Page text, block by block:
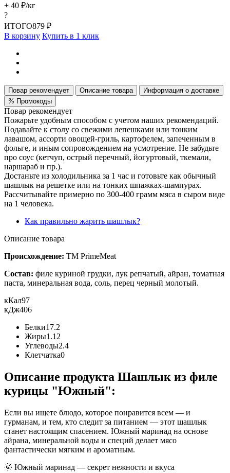
+ 40 ₽/кг
?
ИТОГО879 ₽
В корзину Купить в 1 клик
Повар рекомендует Описание товара
Информация о доставке
% Промокоды
Повар рекомендует
Пожарьте удобным способом с учетом наших рекомендаций.
Подавайте к столу со свежими лепешками или тонким
лавашом, ассорти овощей-гриль, картофелем, запеченным в
фольге, и иным сопровождением на усмотрение. Не забудьте
про соус (кетчуп, острый перечный, йогуртовый, ткемали,
наршараб и пр.).
Достаньте из холодильника за 1 час и готовьте как обычный
шашлык на решетке или на тонких шпажках-шампурах.
Рассчитывайте примерно по 300-400 грамм мяса в сыром виде
на 1 человека.
Как правильно жарить шашлык?
Описание товара
Происхождение: ТМ PrimeMeat
Состав: филе куриной грудки, лук репчатый, айран, томатная
паста, минеральная вода, соль, перец черный молотый.
кКал97
кДж406
Белки17.2
Жиры1.12
Углеводы2.4
Клетчатка0
Описание продукта Шашлык из филе
курицы "Южный":
Если вы ищете блюдо, которое понравится всем — и
гурманам, и тем, кто следит за питанием — этот шашлык
станет настоящим спасением. Южный маринад на основе
айрана, минеральной воды и специй делает мясо
фантастически мягким и ароматным.
🌞 Южный маринад — секрет нежности и вкуса